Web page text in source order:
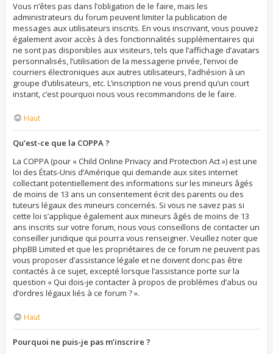
Vous n’êtes pas dans l’obligation de le faire, mais les
administrateurs du forum peuvent limiter la publication de
messages aux utilisateurs inscrits. En vous inscrivant, vous pouvez
également avoir accès à des fonctionnalités supplémentaires qui
ne sont pas disponibles aux visiteurs, tels que l’affichage d’avatars
personnalisés, l’utilisation de la messagerie privée, l’envoi de
courriers électroniques aux autres utilisateurs, l’adhésion à un
groupe d’utilisateurs, etc. L’inscription ne vous prend qu’un court
instant, c’est pourquoi nous vous recommandons de le faire.
Haut
Qu’est-ce que la COPPA ?
La COPPA (pour « Child Online Privacy and Protection Act ») est une
loi des États-Unis d’Amérique qui demande aux sites internet
collectant potentiellement des informations sur les mineurs âgés
de moins de 13 ans un consentement écrit des parents ou des
tuteurs légaux des mineurs concernés. Si vous ne savez pas si
cette loi s’applique également aux mineurs âgés de moins de 13
ans inscrits sur votre forum, nous vous conseillons de contacter un
conseiller juridique qui pourra vous renseigner. Veuillez noter que
phpBB Limited et que les propriétaires de ce forum ne peuvent pas
vous proposer d’assistance légale et ne doivent donc pas être
contactés à ce sujet, excepté lorsque l’assistance porte sur la
question « Qui dois-je contacter à propos de problèmes d’abus ou
d’ordres légaux liés à ce forum ? ».
Haut
Pourquoi ne puis-je pas m’inscrire ?